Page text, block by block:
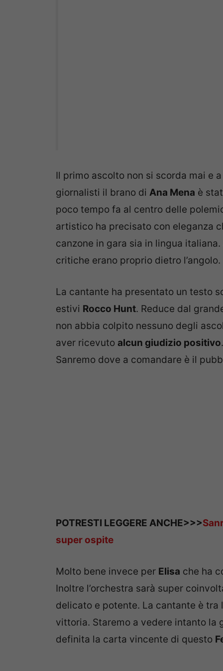
Il primo ascolto non si scorda mai e
giornalisti il brano di Ana Mena è
poco tempo fa al centro delle
artistico ha precisato con eleganza
canzone in gara sia in lingua
critiche erano proprio dietro l’angolo.
La cantante ha presentato un testo
estivi Rocco Hunt . Reduce dal
non abbia colpito nessuno degli
aver ricevuto alcun giudizio positivo
Sanremo dove a comandare è il
POTRESTI LEGGERE ANCHE>>>
super ospite
Molto bene invece per Elisa che ha
Inoltre l’orchestra sarà super
delicato e potente. La cantante è
vittoria. Staremo a vedere intanto la
definita la carta vincente di questo